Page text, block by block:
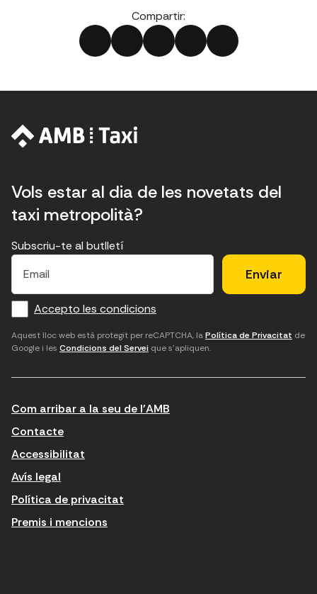
Compartir:
Vols estar al dia de les novetats del
taxi metropolità?
E
f
o
r
m
i
n
t
u
E
c
a
m
p
r
r
e
e
H
u
d
'
a
e
p
t
e
×
Subscriu-te al butlletí
E
a
i
Accepto les condicions
Aquest lloc web està protegit per reCAPTCHA, laPolítica de Privacitat de
Google i les Condicions del Servei que s'apliquen.
Com arribar a la seu de l'AMB
Contacte
Accessibilitat
Avís legal
Política de privacitat
Premis i mencions